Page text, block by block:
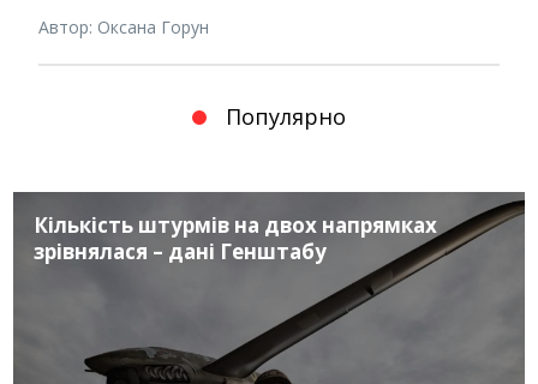
Автор: Оксана Горун
Популярно
Кількість штурмів на двох напрямках
зрівнялася – дані Генштабу